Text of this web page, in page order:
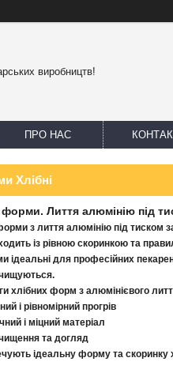
виробництв!
ПРО НАС
Хлібні
форми. Лиття алюмінію під
з лиття алюмінію під тиском
із рівною скоринкою та
ідеальні для професійних
хлібних форм з алюмінієвого
і рівномірний прогрів
і міцний матеріал
та догляд
ідеальну форму та скоринку